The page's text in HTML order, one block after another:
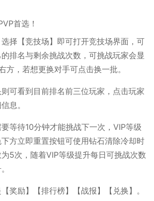
首选！
择【竞技场】即可打开竞技场界面，可
排名与剩余挑战次数，可挑战玩家会显
方，若想更换对手可点击换一批。
可看到目前排名前三位玩家，点击玩家
息。
等待10分钟才能挑战下一次，VIP等级
方立即重置按钮可使用钻石清除冷却时
5次，随着VIP等级提升每日可挑战次数
奖励】【排行榜】【战报】【兑换】。